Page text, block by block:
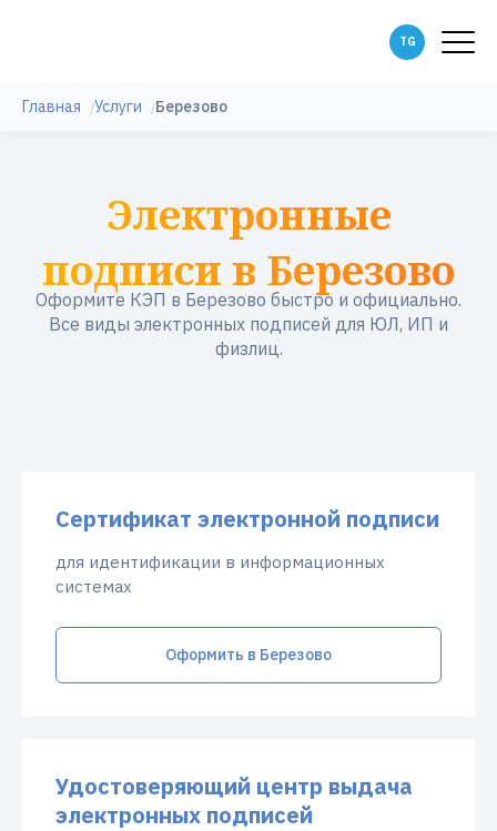
Главная Услуги Березово
Электронные
подписи в Березово
Оформите КЭП в Березово быстро и официально.
Все виды электронных подписей для ЮЛ, ИП и
физлиц.
Сертификат электронной подписи
для идентификации в информационных
системах
Оформить в Березово
Удостоверяющий центр выдача
электронных подписей